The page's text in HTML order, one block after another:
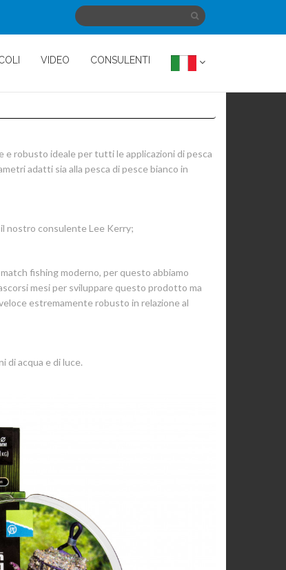
VIDEO CONSULENTI
robusto ideale per tutti le applicazioni di pesca
adatti sia alla pesca di pesce bianco in
nostro consulente Lee Kerry;
fishing moderno, per questo abbiamo
mesi per sviluppare questo prodotto ma
estremamente robusto in relazione al
di acqua e di luce.